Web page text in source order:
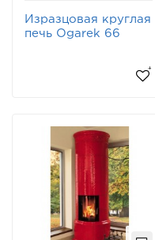
Изразцовая круглая
печь Ogarek 66